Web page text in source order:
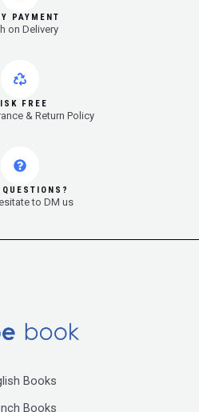
PAYMENT
on Delivery
FREE
& Return Policy
to DM us
Books
Books